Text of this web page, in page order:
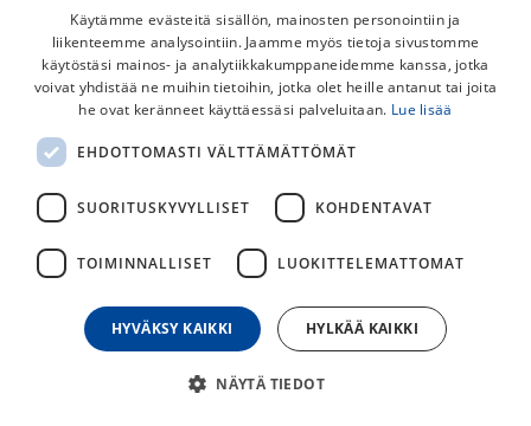
Shimano Altus FD-M313 Down Swing
66-69° 3x7/8v Etuvaihtaja
Shimano Altus FD-M313 etuvaihtaja 3x7-8 vaihteiseen
pyörään, jossa vaijerivienti vaihtajan alapuolelta.
25,00€
Käytämme evästeitä sisällön, mainosten personointiin ja
liikenteemme analysointiin. Jaamme myös tietoja sivustomme
käytöstäsi mainos- ja analytiikkakumppaneidemme kanssa, jotka
voivat yhdistää ne muihin tietoihin, jotka olet heille antanut tai joita
he ovat keränneet käyttäessäsi palveluitaan. Lue lisää
EHDOTTOMASTI VÄLTTÄMÄTTÖMÄT
SUORITUSKYVYLLISET KOHDENTAVAT
TOIMINNALLISET LUOKITTELEMATTOMAT
HYVÄKSY KAIKKI HYLKÄÄ KAIKKI
NÄYTÄ TIEDOT